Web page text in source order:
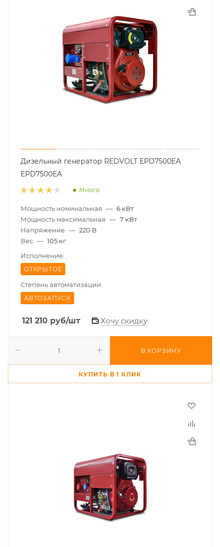
Дизельный генератор REDVOLT EPD7500EA
EPD7500EA
Много
Мощность номинальная — 6 кВт
Мощность максимальная — 7 кВт
Напряжение — 220 В
Вес — 105 кг
Исполнение:
ОТКРЫТОЕ
Степень автоматизации:
АВТОЗАПУСК
121 210 руб/шт Хочу скидку
В КОРЗИНУ
КУПИТЬ В 1 КЛИК